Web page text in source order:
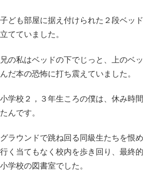
子ども部屋に据え付けられた２段ベッ
立てていました。
兄の私はベッドの下でじっと、上のベ
んだ本の恐怖に打ち震えていました。
小学校２，３年生ころの僕は、休み時
たんです。
グラウンドで跳ね回る同級生たちを恨
行く当てもなく校内を歩き回り、最終
小学校の図書室でした。